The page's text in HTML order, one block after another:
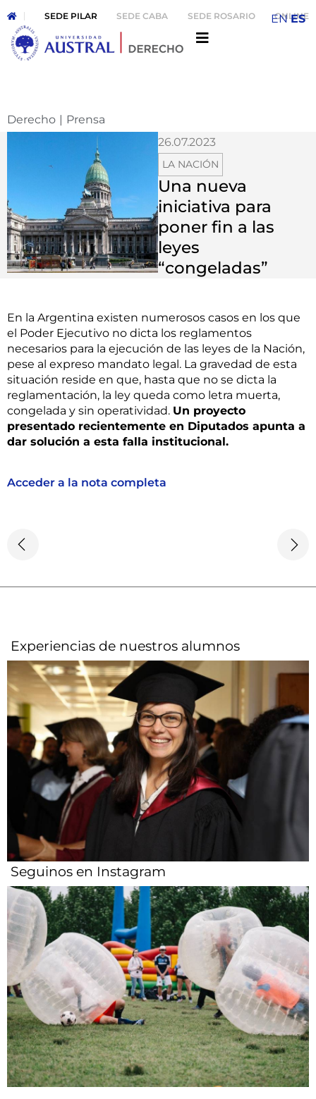
SEDE PILAR SEDE CABA SEDE ROSARIO ONLINE
Derecho | Prensa
26.07.2023
LA NACIÓN
Una nueva
iniciativa para
poner fin a las
leyes
“congeladas”
En la Argentina existen numerosos casos en los que
el Poder Ejecutivo no dicta los reglamentos
necesarios para la ejecución de las leyes de la Nación,
pese al expreso mandato legal. La gravedad de esta
situación reside en que, hasta que no se dicta la
reglamentación, la ley queda como letra muerta,
congelada y sin operatividad. Un proyecto
presentado recientemente en Diputados apunta a
dar solución a esta falla institucional.
Acceder a la nota completa
Experiencias de nuestros alumnos​
Seguinos en Instagram
EN ES